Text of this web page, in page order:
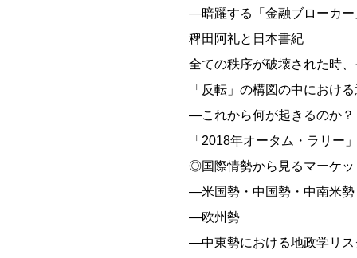
―暗躍する「金融ブローカー
稗田阿礼と日本書紀
全ての秩序が破壊された時
「反転」の構図の中におけ
―これから何が起きるのか？
「2018年オータム・ラリー
◎国際情勢から見るマーケッ
―米国勢・中国勢・中南米勢
―欧州勢
―中東勢における地政学リス